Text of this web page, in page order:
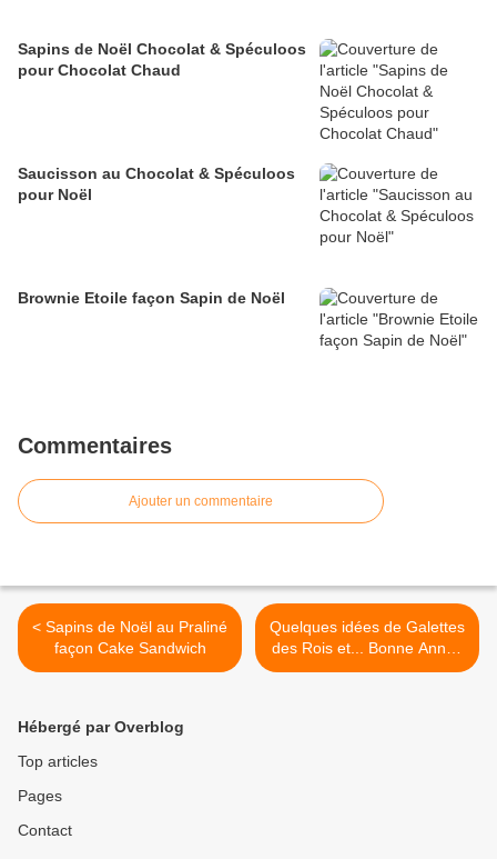
Sapins de Noël Chocolat & Spéculoos
pour Chocolat Chaud
Saucisson au Chocolat & Spéculoos
pour Noël
Brownie Etoile façon Sapin de Noël
Commentaires
Ajouter un commentaire
< Sapins de Noël au Praliné
façon Cake Sandwich
Quelques idées de Galettes
des Rois et... Bonne Année
2015 ! >
Hébergé par Overblog
Top articles
Pages
Contact